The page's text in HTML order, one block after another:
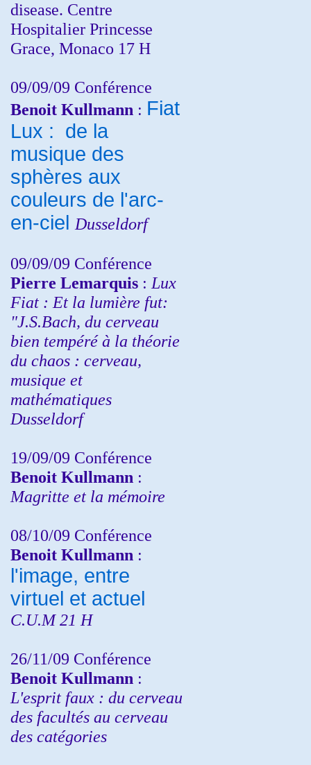
disease. Centre
Hospitalier Princesse
Grace, Monaco 17 H
09/09/09 Conférence
Benoit Kullmann : Fiat
Lux : de la
musique des
sphères aux
couleurs de l'arc-
en-ciel Dusseldorf
09/09/09 Conférence
Pierre Lemarquis : Lux
Fiat : Et la lumière fut:
"J.S.Bach, du cerveau
bien tempéré à la théorie
du chaos : cerveau,
musique et
mathématiques
Dusseldorf
19/09/09 Conférence
Benoit Kullmann :
Magritte et la mémoire
08/10/09 Conférence
Benoit Kullmann :
l'image, entre
virtuel et actuel
C.U.M 21 H
26/11/09 Conférence
Benoit Kullmann :
L'esprit faux : du cerveau
des facultés au cerveau
des catégories